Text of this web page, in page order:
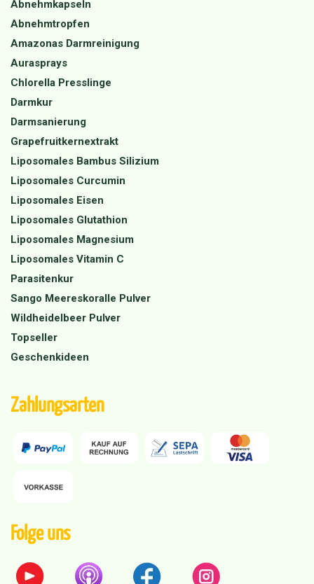
Abnehmkapseln
Abnehmtropfen
Amazonas Darmreinigung
Aurasprays
Chlorella Presslinge
Darmkur
Darmsanierung
Grapefruitkernextrakt
Liposomales Bambus Silizium
Liposomales Curcumin
Liposomales Eisen
Liposomales Glutathion
Liposomales Magnesium
Liposomales Vitamin C
Parasitenkur
Sango Meereskoralle Pulver
Wildheidelbeer Pulver
Topseller
Geschenkideen
Zahlungsarten
Folge uns